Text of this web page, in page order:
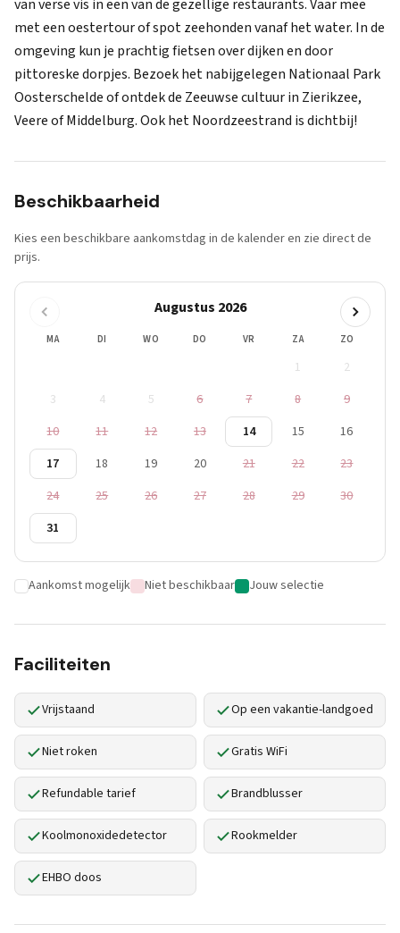
van verse vis in een van de gezellige restaurants. Vaar mee
met een oestertour of spot zeehonden vanaf het water. In de
omgeving kun je prachtig fietsen over dijken en door
pittoreske dorpjes. Bezoek het nabijgelegen Nationaal Park
Oosterschelde of ontdek de Zeeuwse cultuur in Zierikzee,
Veere of Middelburg. Ook het Noordzeestrand is dichtbij!
Beschikbaarheid
Kies een beschikbare aankomstdag in de kalender en zie direct de
prijs.
Augustus 2026
MA DI WO DO VR ZA ZO
1
2
3
4 5 6 7 8
9
10
11 12 13 14 15
16
17
18 19 20 21 22
23
24
25 26 27 28 29
30
31
Aankomst mogelijk Niet beschikbaar Jouw selectie
Faciliteiten
Vrijstaand Op een vakantie-landgoed
Niet roken Gratis WiFi
Refundable tarief Brandblusser
Koolmonoxidedetector Rookmelder
EHBO doos